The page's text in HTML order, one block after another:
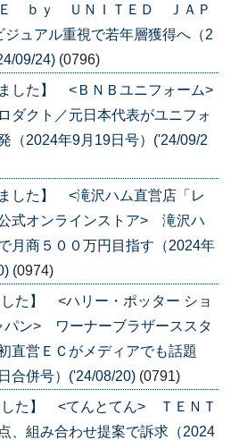
ｂｙ ＵＮＩＴＥＤ ＪＡＰ
ュアル重視で若年層獲得へ（2
09/24) (0796)
した】 <ＢＮＢユニフォーム>
ダクト／元日本代表がユニフォ
（2024年9月19日号）('24/09/2
した】 <滝沢ハム直営店「レ
式オンラインストア> 滝沢ハ
月商５００万円目指す（2024年
(0974)
した】 <ハリー・ポッター ショ
パン> ワーナーブラザーススタ
直営ＥＣがメディアでも話題
合併号）('24/08/20) (0791)
した】 <てんとてん> ＴＥＮＴ
、組み合わせ提案で訴求（2024